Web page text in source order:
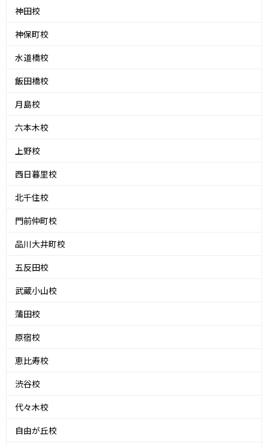
神田校
神保町校
水道橋校
飯田橋校
月島校
六本木校
上野校
西日暮里校
北千住校
門前仲町校
品川大井町校
五反田校
武蔵小山校
蒲田校
原宿校
恵比寿校
渋谷校
代々木校
自由が丘校